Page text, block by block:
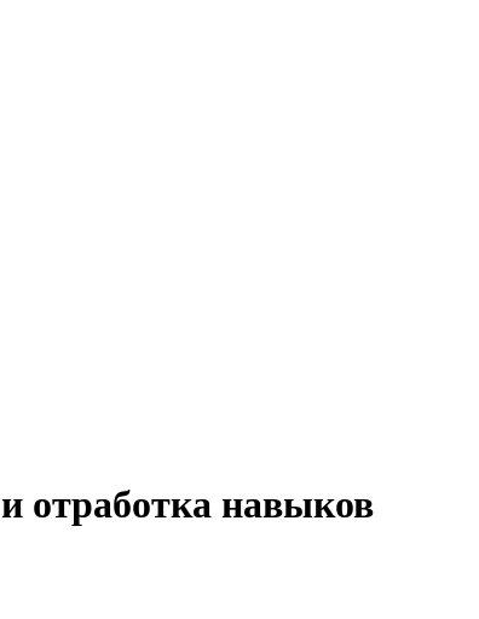
отработка навыков